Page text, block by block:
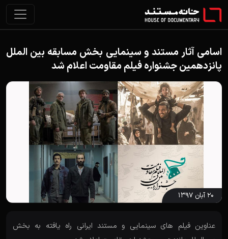
اسامی آثار مستند و سینمایی بخش مسابقه بین الملل
پانزدهمین جشنواره فیلم مقاومت اعلام شد
۲۰ آبان ۱۳۹۷
عناوین فیلم های سینمایی و مستند ایرانی راه یافته به بخش